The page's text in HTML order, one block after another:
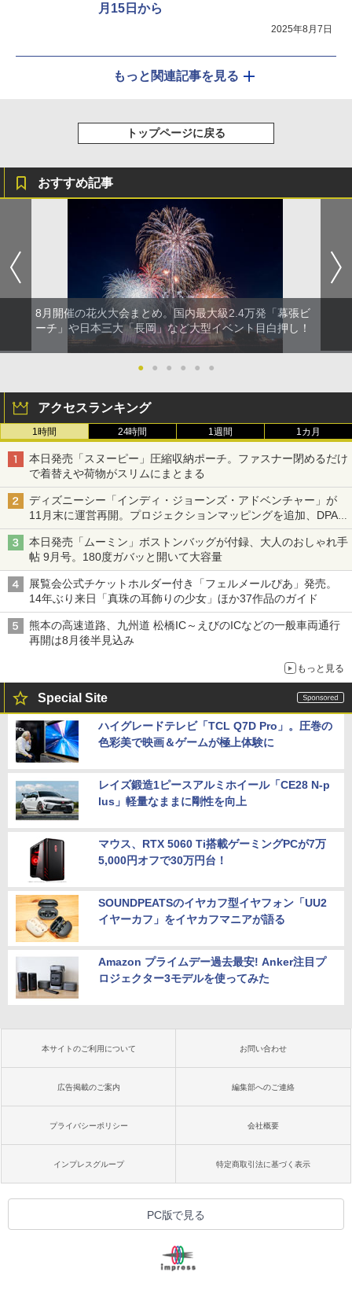
月15日から
2025年8月7日
もっと関連記事を見る
トップページに戻る
おすすめ記事
8月開催の花火大会まとめ。国内最大級2.4万発「幕張ビ
ーチ」や日本三大「長岡」など大型イベント目白押し！
● ● ● ● ● ●
アクセスランキング
1時間 24時間 1週間 1カ月
本日発売「スヌーピー」圧縮収納ポーチ。ファスナー閉めるだけ
で着替えや荷物がスリムにまとまる
ディズニーシー「インディ・ジョーンズ・アドベンチャー」が
11月末に運営再開。プロジェクションマッピングを追加、DPA
は1500円
本日発売「ムーミン」ボストンバッグが付録、大人のおしゃれ手
帖 9月号。180度ガバッと開いて大容量
展覧会公式チケットホルダー付き「フェルメールぴあ」発売。
14年ぶり来日「真珠の耳飾りの少女」ほか37作品のガイド
熊本の高速道路、九州道 松橋IC～えびのICなどの一般車両通行
再開は8月後半見込み
もっと見る
Special Site
ハイグレードテレビ「TCL Q7D Pro」。圧巻の
色彩美で映画＆ゲームが極上体験に
レイズ鍛造1ピースアルミホイール「CE28 N-p
lus」軽量なままに剛性を向上
マウス、RTX 5060 Ti搭載ゲーミングPCが7万
5,000円オフで30万円台！
SOUNDPEATSのイヤカフ型イヤフォン「UU2
イヤーカフ」をイヤカフマニアが語る
Amazon プライムデー過去最安! Anker注目プ
ロジェクター3モデルを使ってみた
本サイトのご利用について お問い合わせ
広告掲載のご案内 編集部へのご連絡
プライバシーポリシー 会社概要
インプレスグループ 特定商取引法に基づく表示
PC版で見る